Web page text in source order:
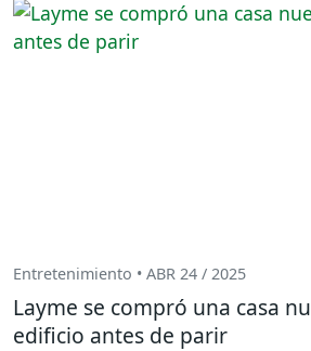
Entretenimiento • ABR 24 / 2025
Layme se compró una casa
edificio antes de parir